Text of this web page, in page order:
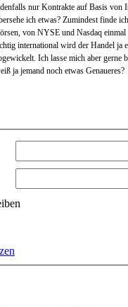
nur Kontrakte auf Basis von
ich etwas? Zumindest finde
von NYSE und Nasdaq einmal
international wird der Handel ja
Ich lasse mich aber gerne
ja jemand noch etwas Genaueres?